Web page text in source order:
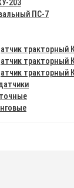
203
ПС-7
тракторный
тракторный
тракторный